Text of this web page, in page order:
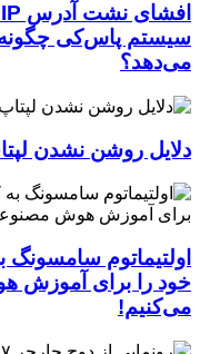
سیستم پاس‌کی
می‌دهد؟
دلایل روشن نشدن
اولتیماتوم سامسونگ
خود را برای آموزش
می‌کنیم!